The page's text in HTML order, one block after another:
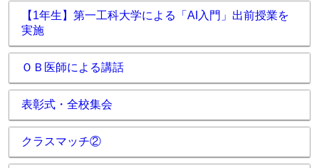
【1年生】第一工科大学による「AI入門」出前授業を
実施
ＯＢ医師による講話
表彰式・全校集会
クラスマッチ②